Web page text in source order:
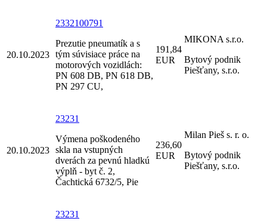
20.10.2023
2332100791
Prezutie pneumatík a s
tým súvisiace práce na
motorových vozidlách:
PN 608 DB, PN 618 DB,
PN 297 CU,
191,84
EUR
MIKONA s.r.o.
Bytový podnik
Piešťany, s.r.o.
20.10.2023
23231
Výmena poškodeného
skla na vstupných
dverách za pevnú hladkú
výplň - byt č. 2,
Čachtická 6732/5, Pie
236,60
EUR
Milan Pieš s. r. o.
Bytový podnik
Piešťany, s.r.o.
23231